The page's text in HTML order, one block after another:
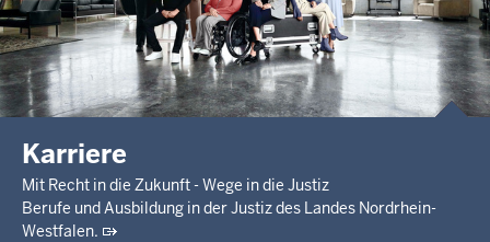
Karriere
Mit Recht in die Zukunft - Wege in die Justiz
Berufe und Ausbildung in der Justiz des Landes Nordrhein-
Westfalen.